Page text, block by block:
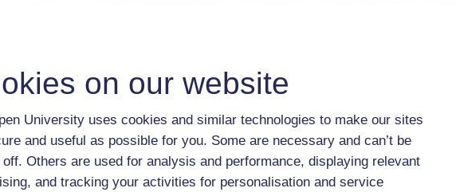
on our website
University uses cookies and similar technologies to make our sites
and useful as possible for you. Some are necessary and can’t be
off. Others are used for analysis and performance, displaying relevant
and tracking your activities for personalisation and service